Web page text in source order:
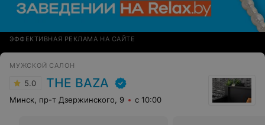
ЭФФЕКТИВНАЯ РЕКЛАМА НА САЙТЕ
МУЖСКОЙ САЛОН
5.0 THE BAZA
Минск, пр-т Дзержинского, 9 с 10:00